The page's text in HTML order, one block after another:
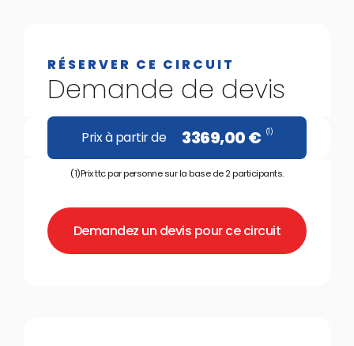
RÉSERVER CE CIRCUIT
Demande de devis
Prix à partir de 3369,00€ (1)
(1)Prix ttc par personne sur la base de 2 participants.
Demandez un devis pour ce circuit